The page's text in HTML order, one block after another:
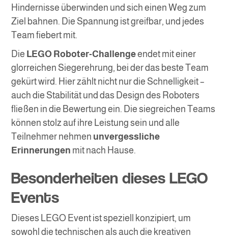
Hindernisse überwinden und sich einen Weg zum
Ziel bahnen. Die Spannung ist greifbar, und jedes
Team fiebert mit.
Die LEGO Roboter-Challengeendet mit einer
glorreichen Siegerehrung, bei der das beste Team
gekürt wird. Hier zählt nicht nur die Schnelligkeit –
auch die Stabilität und das Design des Roboters
fließen in die Bewertung ein. Die siegreichen Teams
können stolz auf ihre Leistung sein und alle
Teilnehmer nehmen unvergessliche
Erinnerungen mit nach Hause.
Besonderheiten dieses LEGO
Events
Dieses LEGO Event ist speziell konzipiert, um
sowohl die technischen als auch die kreativen